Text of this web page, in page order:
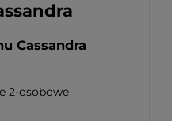
Cassandra
2-osobowe